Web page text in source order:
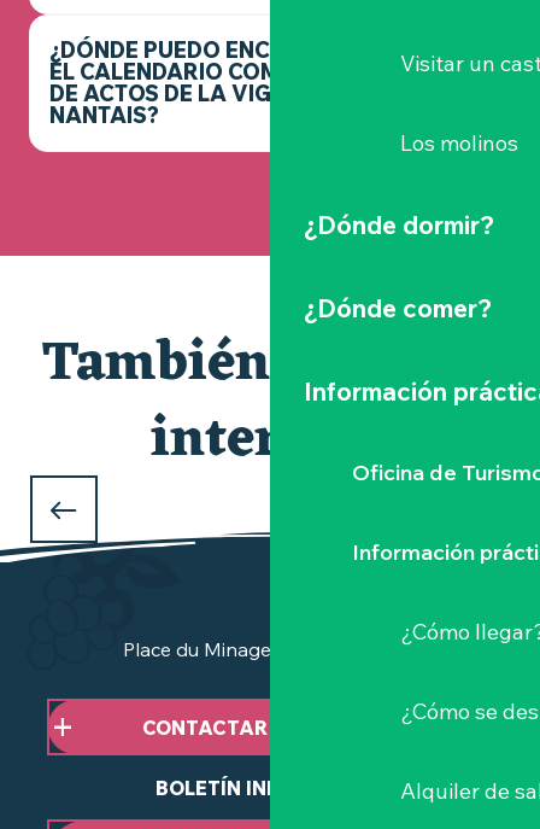
Visitar un
Los molinos
¿Dónde dormir?
¿Dónde comer?
Información
Oficina de
Información
¿Cómo
¿Cómo se
Alquiler de
¿DÓNDE PUEDO ENCONTRAR
EL CALENDARIO COMPLETO
DE ACTOS DE LA VIGNOBLE
NANTAIS?
También le puede
interesar
¿en el Vignoble Nantais?
Place du Minage - 44190 Clisson
CONTACTAR CON NOSOTROS
BOLETÍN INFORMATIVO